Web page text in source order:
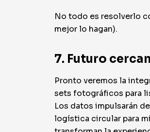
No todo es resolverlo
mejor lo hagan).
7. Futuro
Pronto veremos la
sets fotográficos para
Los datos impulsarán
logística circular para